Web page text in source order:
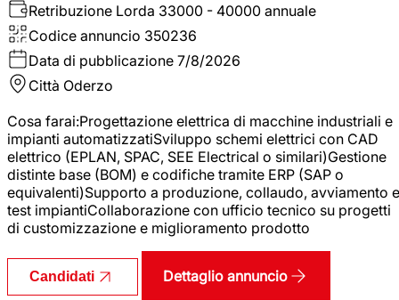
Retribuzione Lorda 33000 - 40000 annuale
Codice annuncio 350236
Data di pubblicazione 7/8/2026
Città Oderzo
Cosa farai:Progettazione elettrica di macchine industriali e
impianti automatizzatiSviluppo schemi elettrici con CAD
elettrico (EPLAN, SPAC, SEE Electrical o similari)Gestione
distinte base (BOM) e codifiche tramite ERP (SAP o
equivalenti)Supporto a produzione, collaudo, avviamento e
test impiantiCollaborazione con ufficio tecnico su progetti
di customizzazione e miglioramento prodotto
Candidati Dettaglio annuncio